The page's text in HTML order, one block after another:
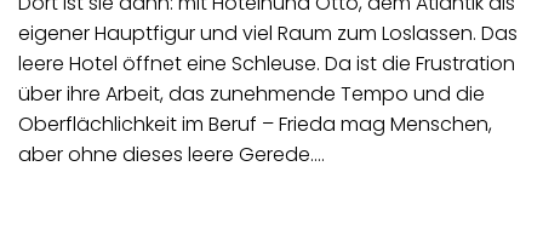
eigener Hauptfigur und viel Raum zum Loslassen. Das
leere Hotel öffnet eine Schleuse. Da ist die Frustration
über ihre Arbeit, das zunehmende Tempo und die
Oberflächlichkeit im Beruf – Frieda mag Menschen,
aber ohne dieses leere Gerede.…